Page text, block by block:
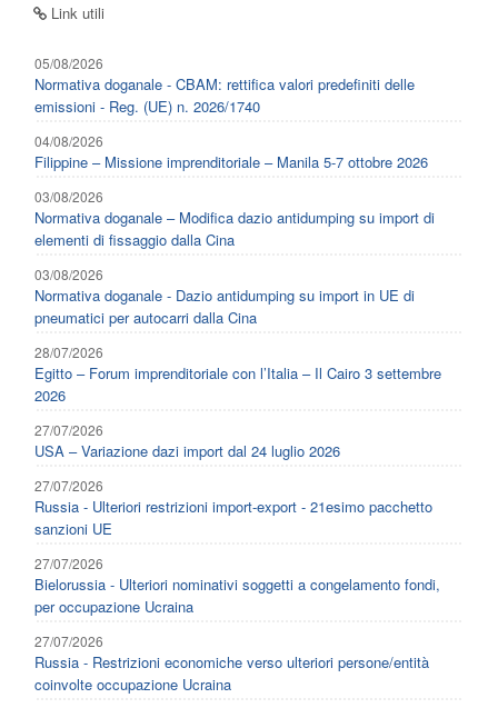
Link utili
05/08/2026
Normativa doganale - CBAM: rettifica valori predefiniti delle
emissioni - Reg. (UE) n. 2026/1740
04/08/2026
Filippine – Missione imprenditoriale – Manila 5-7 ottobre 2026
03/08/2026
Normativa doganale – Modifica dazio antidumping su import di
elementi di fissaggio dalla Cina
03/08/2026
Normativa doganale - Dazio antidumping su import in UE di
pneumatici per autocarri dalla Cina
28/07/2026
Egitto – Forum imprenditoriale con l’Italia – Il Cairo 3 settembre
2026
27/07/2026
USA – Variazione dazi import dal 24 luglio 2026
27/07/2026
Russia - Ulteriori restrizioni import-export - 21esimo pacchetto
sanzioni UE
27/07/2026
Bielorussia - Ulteriori nominativi soggetti a congelamento fondi,
per occupazione Ucraina
27/07/2026
Russia - Restrizioni economiche verso ulteriori persone/entità
coinvolte occupazione Ucraina